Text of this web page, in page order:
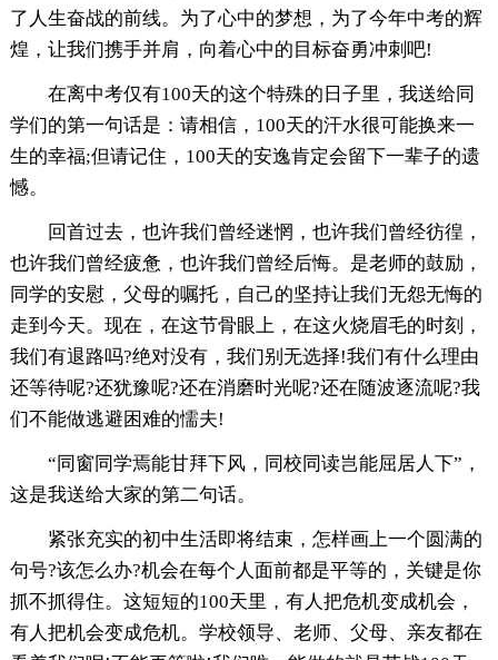
了人生奋战的前线。为了心中的梦想，为了今年中考的辉
煌，让我们携手并肩，向着心中的目标奋勇冲刺吧!
在离中考仅有100天的这个特殊的日子里，我送给同
学们的第一句话是：请相信，100天的汗水很可能换来一
生的幸福;但请记住，100天的安逸肯定会留下一辈子的遗
憾。
回首过去，也许我们曾经迷惘，也许我们曾经彷徨，
也许我们曾经疲惫，也许我们曾经后悔。是老师的鼓励，
同学的安慰，父母的嘱托，自己的坚持让我们无怨无悔的
走到今天。现在，在这节骨眼上，在这火烧眉毛的时刻，
我们有退路吗?绝对没有，我们别无选择!我们有什么理由
还等待呢?还犹豫呢?还在消磨时光呢?还在随波逐流呢?我
们不能做逃避困难的懦夫!
“同窗同学焉能甘拜下风，同校同读岂能屈居人下”，
这是我送给大家的第二句话。
紧张充实的初中生活即将结束，怎样画上一个圆满的
句号?该怎么办?机会在每个人面前都是平等的，关键是你
抓不抓得住。这短短的100天里，有人把危机变成机会，
有人把机会变成危机。学校领导、老师、父母、亲友都在